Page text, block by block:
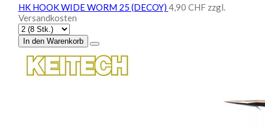
HK HOOK WIDE WORM 25 (DECOY) 4,90 CHF zzgl.
Versandkosten
In den Warenkorb